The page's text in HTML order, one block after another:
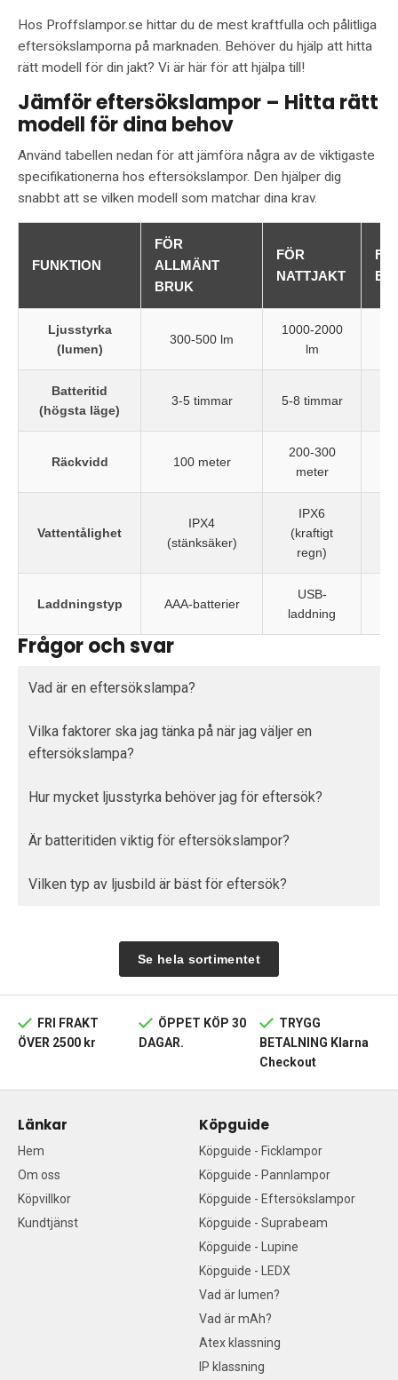
Hos Proffslampor.se hittar du de mest kraftfulla och pålitliga
eftersökslamporna på marknaden. Behöver du hjälp att hitta
rätt modell för din jakt? Vi är här för att hjälpa till!
Jämför eftersökslampor – Hitta rätt
modell för dina behov
Använd tabellen nedan för att jämföra några av de viktigaste
specifikationerna hos eftersökslampor. Den hjälper dig
snabbt att se vilken modell som matchar dina krav.
FUNKTION
FÖR
ALLMÄNT
BRUK
FÖR
NATTJAKT
Ljusstyrka
(lumen)
300-500 lm
1000-2000
lm
Batteritid
(högsta läge)
3-5 timmar 5-8 timmar
Räckvidd 100 meter
200-300
meter
Vattentålighet
IPX4
(stänksäker)
IPX6
(kraftigt
regn)
Laddningstyp AAA-batterier
USB-
laddning
Frågor och svar
Vad är en eftersökslampa?
Vilka faktorer ska jag tänka på när jag väljer en
eftersökslampa?
Hur mycket ljusstyrka behöver jag för eftersök?
Är batteritiden viktig för eftersökslampor?
Vilken typ av ljusbild är bäst för eftersök?
Se hela sortimentet
FRI FRAKT
ÖVER 2500 kr
ÖPPET KÖP 30
DAGAR.
TRYGG
BETALNING Klarna
Checkout
Länkar
Hem
Om oss
Köpvillkor
Kundtjänst
Köpguide
Köpguide - Ficklampor
Köpguide - Pannlampor
Köpguide - Eftersökslampor
Köpguide - Suprabeam
Köpguide - Lupine
Köpguide - LEDX
Vad är lumen?
Vad är mAh?
Atex klassning
IP klassning